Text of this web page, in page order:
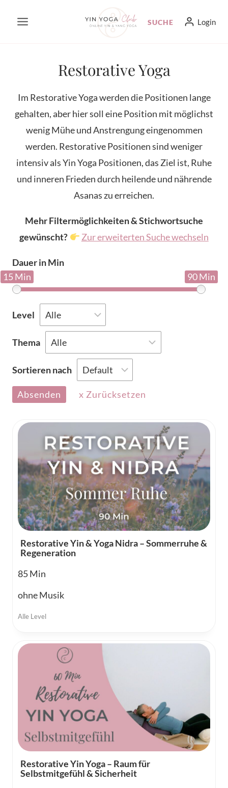
Inhalt
SUCHE Login
Restorative Yoga
Im Restorative Yoga werden die Positionen lange
gehalten, aber hier soll eine Position mit möglichst
wenig Mühe und Anstrengung eingenommen
werden. Restorative Positionen sind weniger
intensiv als Yin Yoga Positionen, das Ziel ist, Ruhe
und inneren Frieden durch heilende und nährende
Asanas zu erreichen.
Mehr Filtermöglichkeiten & Stichwortsuche
gewünscht?
Zur erweiterten Suche wechseln
Dauer in Min
15 Min
90 Min
Level
Thema
Sortieren nach
Absenden x Zurücksetzen
Restorative Yin & Yoga Nidra – Sommerruhe &
Regeneration
85
ohne Musik
Alle Level
Restorative Yin Yoga – Raum für
Selbstmitgefühl & Sicherheit